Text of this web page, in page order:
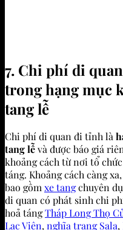
7. Chi phí di
trong hạng mục
tang lễ
Chi phí di quan đi tỉnh là
tang lễvà được báo giá
khoảng cách từ nơi tổ
táng. Khoảng cách càng
bao gồmxe tangchuyên
di quan có phát sinh chi
hoả tángTháp Long Thọ
Lạc Viên,nghĩa trang Sala,